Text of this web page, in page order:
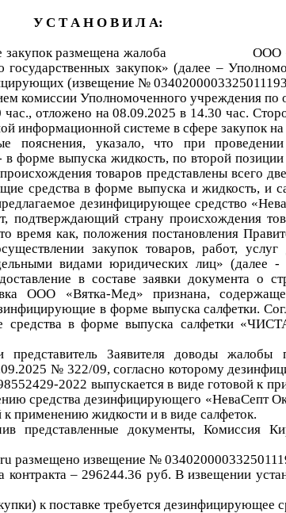
У С Т А Н О В И Л А:
размещена жалоба
ООО
закупок» (далее –
(извещение № 0340200003325011193
комиссииУполномоченного учреждения по
час., отложено на08.09.2025 в 14.30 час.
информационной системе в сфере закупок
пояснения, указало, что
при
в форме выпуска жидкость, по второй позиции
товаров представленывсего
средствав форме выпуска и жидкость, и
дезинфицирующее средство
подтверждающий страну происхождения
время как,положения постановления
закупок товаров, работ, услуг
видами юридических лиц» (далее -
в составе заявки документа о
ООО «Вятка-Мед» признана,
ие в форме выпуска салфетки.
средства в форме выпуска салфетки
Заявителя доводы жалобы
№ 322/09, согласно которому
2022 выпускается в виде готовой к
средства дезинфицирующего «НеваСепт
применению жидкости и в виде салфеток.
представленные документы, Комиссия
размещено извещение №
контракта –296244.36 руб. В извещении
к поставке требуетсядезинфицирующее